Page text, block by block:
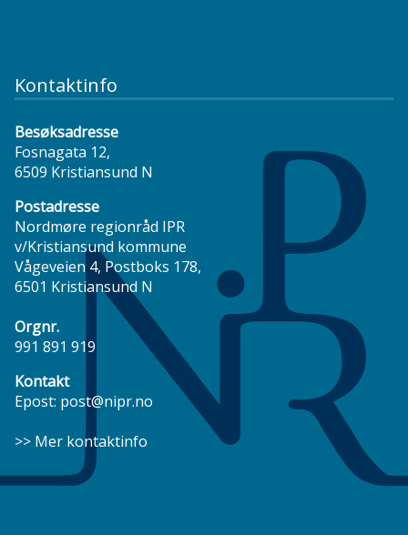
Kontaktinfo
Besøksadresse
Fosnagata 12,
6509 Kristiansund N
Postadresse
Nordmøre regionråd IPR
v/Kristiansund kommune
Vågeveien 4, Postboks 178,
6501 Kristiansund N
Orgnr.
991 891 919
Kontakt
Epost: post@nipr.no
>> Mer kontaktinfo